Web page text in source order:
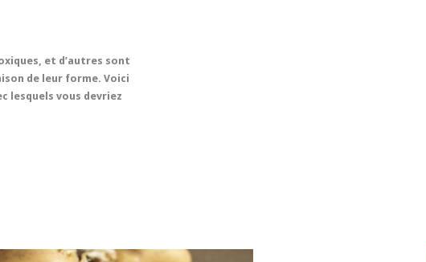
et d’autres sont
de leur forme. Voici
lesquels vous devriez